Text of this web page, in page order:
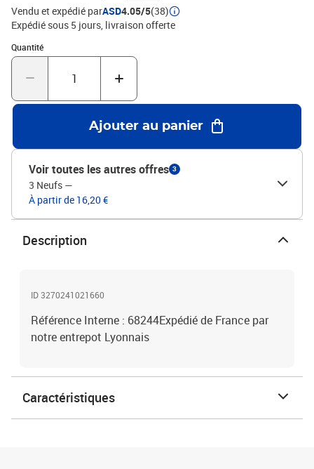
Vendu et expédié parASD4.05/5(38)
Expédié sous 5 jours livraison offerte
Quantité
Quantité : 1
Ajouter au panier
Voir toutes les autres offres 3
3 Neufs —
À partir de 16,20 €
Description
ID 3270241021660
Référence Interne : 68244Expédié de France par
notre entrepot Lyonnais
Caractéristiques